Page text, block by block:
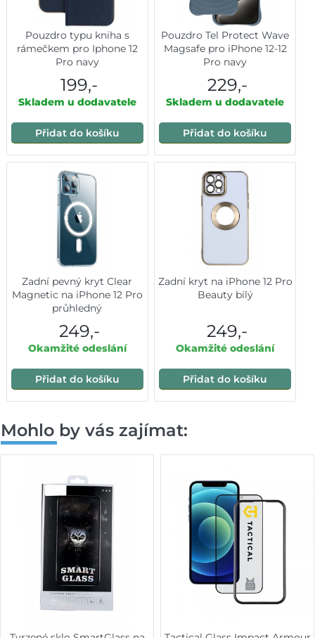
Pouzdro typu kniha s
rámečkem pro Iphone 12
Pro navy
199,-
Skladem u dodavatele
Přidat do košíku
Pouzdro Tel Protect Wave
Magsafe pro iPhone 12-12
Pro navy
229,-
Skladem u dodavatele
Přidat do košíku
Zadní pevný kryt Clear
Magnetic na iPhone 12 Pro
průhledný
249,-
Okamžité odeslání
Přidat do košíku
Zadní kryt na iPhone 12 Pro
Beauty bílý
249,-
Okamžité odeslání
Přidat do košíku
Mohlo by vás zajímat: